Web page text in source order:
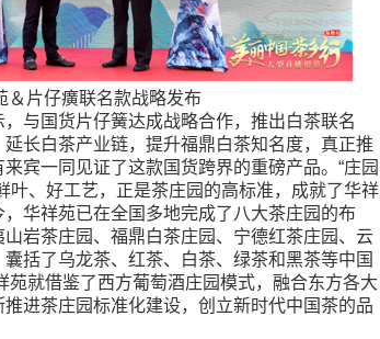
＆片仔癀联名款战略发布
与国货片仔簧达成战略合作，推出白茶联名
长白茶产业链，提升福鼎白茶知名度，真正推
宾一同见证了这款国货跨界的重磅产品。“庄园
、好工艺，正是茶庄园的高标准，成就了华祥
华祥苑已在全国多地完成了八大茶庄园的布
岩茶庄园、福鼎白茶庄园、宁德红茶庄园、云
括了乌龙茶、红茶、白茶、绿茶和黑茶等中国
就借鉴了西方葡萄酒庄园模式，融合东方各大
进茶庄园标准化建设，创立新时代中国茶的品